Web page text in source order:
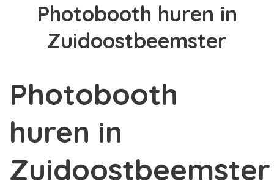
Photobooth huren in
Zuidoostbeemster
Photobooth
huren in
Zuidoostbeemster